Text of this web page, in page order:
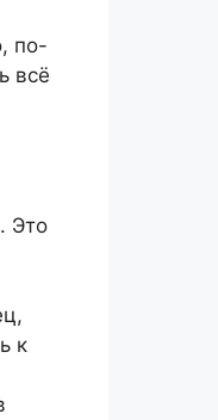
по-
всё
Это
к